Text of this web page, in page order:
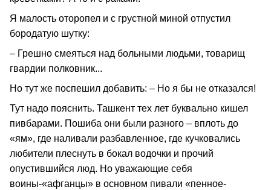
Я малость оторопел и с грустной миной отпустил
бородатую шутку:
– Грешно смеяться над больными людьми, товарищ
гвардии полковник...
Но тут же поспешил добавить: – Но я бы не отказался!
Тут надо пояснить. Ташкент тех лет буквально кишел
пивбарами. Пошиба они были разного – вплоть до
«ям», где наливали разбавленное, где кучковались
любители плеснуть в бокал водочки и прочий
опустившийся люд. Но уважающие себя
воины-«афганцы» в основном пивали «пенное-